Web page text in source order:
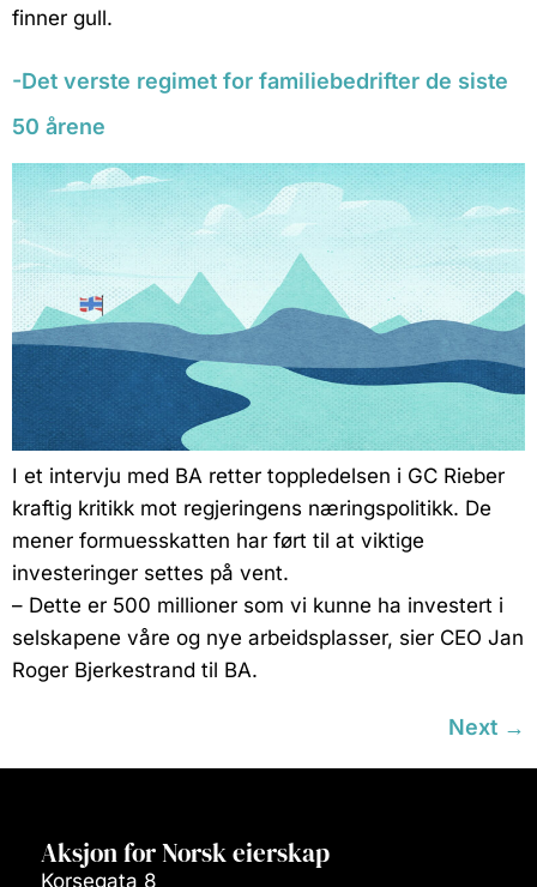
finner gull.
-Det verste regimet for familiebedrifter de siste
50 årene
I et intervju med BA retter toppledelsen i GC Rieber
kraftig kritikk mot regjeringens næringspolitikk. De
mener formuesskatten har ført til at viktige
investeringer settes på vent.
– Dette er 500 millioner som vi kunne ha investert i
selskapene våre og nye arbeidsplasser, sier CEO Jan
Roger Bjerkestrand til BA.
Next →
Aksjon for Norsk eierskap
Korsegata 8